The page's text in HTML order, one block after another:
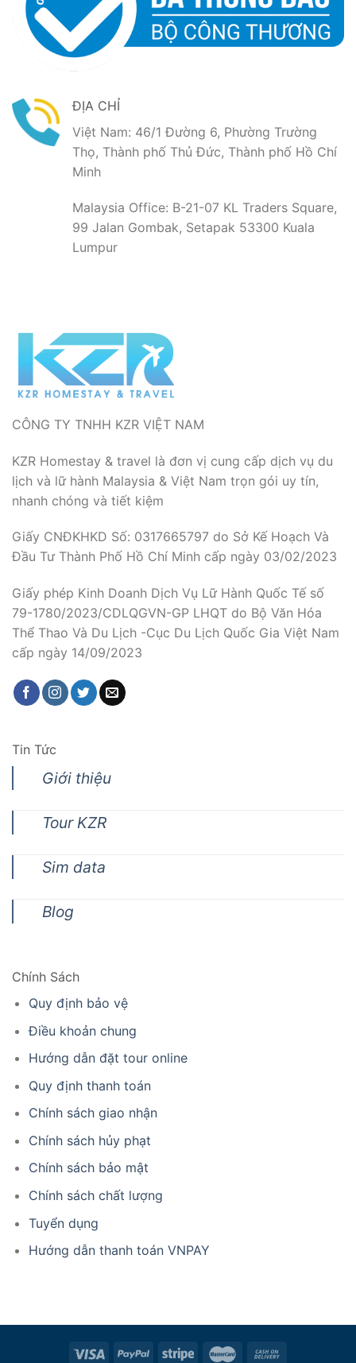
ĐỊA CHỈ
Việt Nam: 46/1 Đường 6, Phường Trường
Thọ, Thành phố Thủ Đức, Thành phố Hồ Chí
Minh
Malaysia Office: B-21-07 KL Traders Square,
99 Jalan Gombak, Setapak 53300 Kuala
Lumpur
CÔNG TY TNHH KZR VIỆT NAM
KZR Homestay & travel là đơn vị cung cấp dịch vụ du
lịch và lữ hành Malaysia & Việt Nam trọn gói uy tín,
nhanh chóng và tiết kiệm
Giấy CNĐKHKD Số: 0317665797 do Sở Kế Hoạch Và
Đầu Tư Thành Phố Hồ Chí Minh cấp ngày 03/02/2023
Giấy phép Kinh Doanh Dịch Vụ Lữ Hành Quốc Tế số
79-1780/2023/CDLQGVN-GP LHQT do Bộ Văn Hóa
Thể Thao Và Du Lịch -Cục Du Lịch Quốc Gia Việt Nam
cấp ngày 14/09/2023
Tin Tức
Giới thiệu
Tour KZR
Sim data
Blog
Chính Sách
Quy định bảo vệ
Điều khoản chung
Hướng dẫn đặt tour online
Quy định thanh toán
Chính sách giao nhận
Chính sách hủy phạt
Chính sách bảo mật
Chính sách chất lượng
Tuyển dụng
Hướng dẫn thanh toán VNPAY